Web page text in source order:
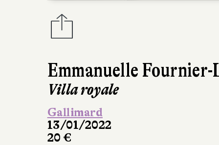
Emmanuelle
Villa royale
Gallimard
13/01/2022
20 €